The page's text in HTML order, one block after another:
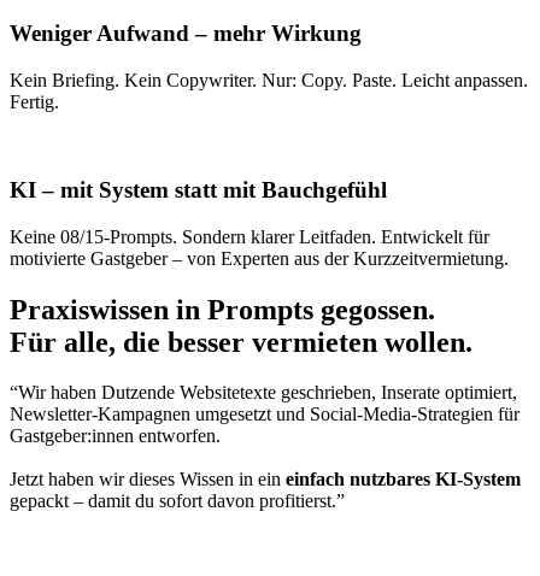
Weniger Aufwand – mehr Wirkung
Kein Briefing. Kein Copywriter. Nur: Copy. Paste. Leicht anpassen.
Fertig.
KI – mit System statt mit Bauchgefühl
Keine 08/15-Prompts. Sondern klarer Leitfaden. Entwickelt für
motivierte Gastgeber – von Experten aus der Kurzzeitvermietung.
Praxiswissen in Prompts gegossen.
Für alle, die besser vermieten wollen.
“Wir haben Dutzende Websitetexte geschrieben, Inserate optimiert,
Newsletter-Kampagnen umgesetzt und Social-Media-Strategien für
Gastgeber:innen entworfen.
Jetzt haben wir dieses Wissen in ein einfach nutzbares KI-System
gepackt – damit du sofort davon profitierst.”